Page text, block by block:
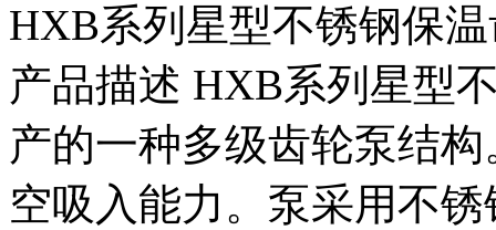
HXB系列星型不锈钢保
产品描述 HXB系列星型
产的一种多级齿轮泵结
空吸入能力。泵采用不